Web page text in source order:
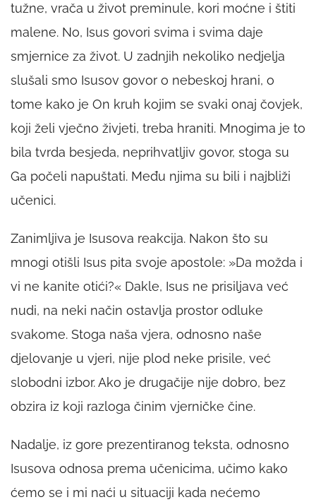
tužne, vrača u život preminule, kori moćne i štiti
malene. No, Isus govori svima i svima daje
smjernice za život. U zadnjih nekoliko nedjelja
slušali smo Isusov govor o nebeskoj hrani, o
tome kako je On kruh kojim se svaki onaj čovjek,
koji želi vječno živjeti, treba hraniti. Mnogima je to
bila tvrda besjeda, neprihvatljiv govor, stoga su
Ga počeli napuštati. Među njima su bili i najbliži
učenici.
Zanimljiva je Isusova reakcija. Nakon što su
mnogi otišli Isus pita svoje apostole: »Da možda i
vi ne kanite otići?« Dakle, Isus ne prisiljava već
nudi, na neki način ostavlja prostor odluke
svakome. Stoga naša vjera, odnosno naše
djelovanje u vjeri, nije plod neke prisile, već
slobodni izbor. Ako je drugačije nije dobro, bez
obzira iz koji razloga činim vjerničke čine.
Nadalje, iz gore prezentiranog teksta, odnosno
Isusova odnosa prema učenicima, učimo kako
ćemo se i mi naći u situaciji kada nećemo